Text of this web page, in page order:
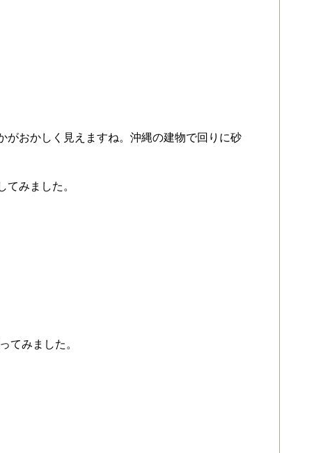
がおかしく見えますね。沖縄の建物で回りに砂
みました。
てみました。